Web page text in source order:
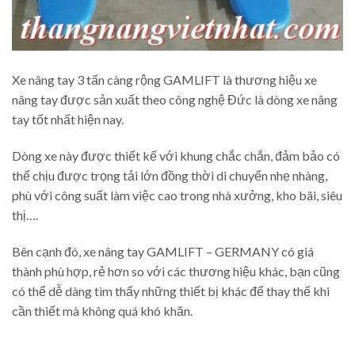
Xe nâng tay 3 tấn càng rộng GAMLIFT là thương hiệu xe
nâng tay được sản xuất theo công nghệ Đức là dòng xe nâng
tay tốt nhất hiện nay.
Dòng xe này được thiết kế với khung chắc chắn, đảm bảo có
thể chịu được trọng tải lớn đồng thời di chuyển nhẹ nhàng,
phù với công suất làm việc cao trong nhà xưởng, kho bãi, siêu
thị….
Bên cạnh đó, xe nâng tay GAMLIFT – GERMANY có giá
thành phù hợp, rẻ hơn so với các thương hiệu khác, bạn cũng
có thể dễ dàng tìm thấy những thiết bị khác để thay thế khi
cần thiết mà không quá khó khăn.